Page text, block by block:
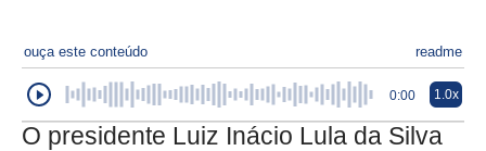
ouça este conteúdo readme
0:00 1.0x
O presidente Luiz Inácio Lula da Silva